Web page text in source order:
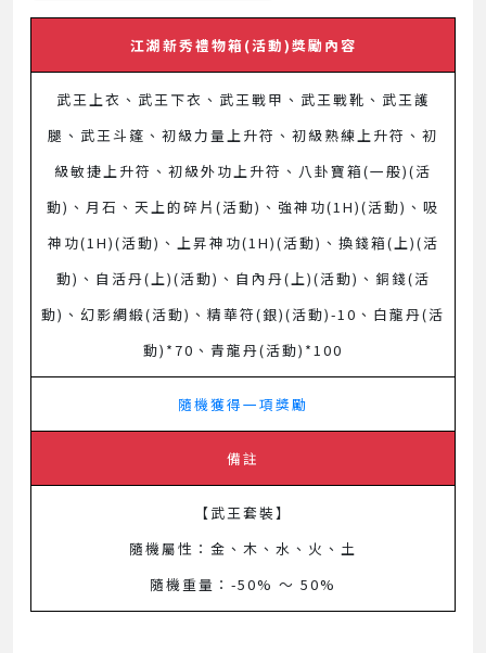
江湖新秀禮物箱(活動)獎勵內容
武王上衣、武王下衣、武王戰甲、武王戰靴、武王護
腿、武王斗篷、初級力量上升符、初級熟練上升符、初
級敏捷上升符、初級外功上升符、八卦寶箱(一般)(活
動)、月石、天上的碎片(活動)、強神功(1H)(活動)、吸
神功(1H)(活動)、上昇神功(1H)(活動)、換錢箱(上)(活
動)、自活丹(上)(活動)、自內丹(上)(活動)、銅錢(活
動)、幻影綢緞(活動)、精華符(銀)(活動)-10、白龍丹(活
動)*70、青龍丹(活動)*100
隨機獲得一項獎勵
備註
【武王套裝】
隨機屬性：金、木、水、火、土
隨機重量：-50% ～ 50%